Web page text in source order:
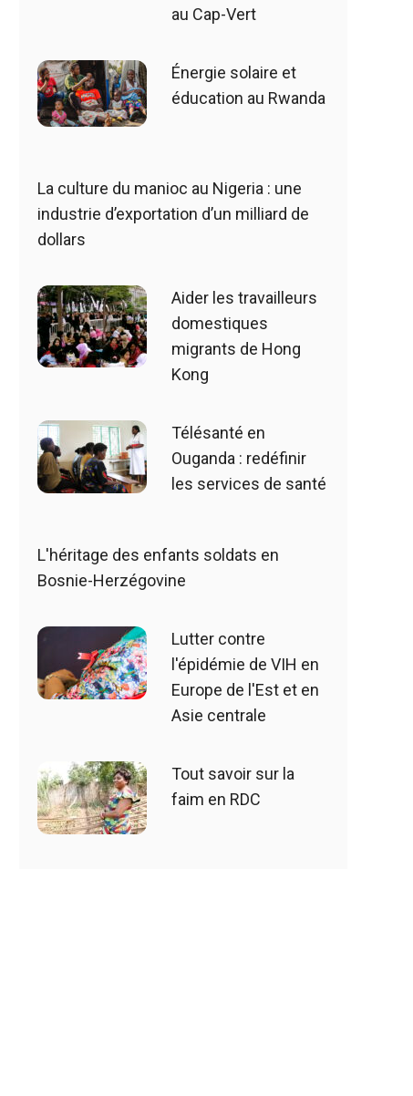
au Cap-Vert
Énergie solaire et
éducation au Rwanda
La culture du manioc au Nigeria : une
industrie d’exportation d’un milliard de
dollars
Aider les travailleurs
domestiques
migrants de Hong
Kong
Télésanté en
Ouganda : redéfinir
les services de santé
L'héritage des enfants soldats en
Bosnie-Herzégovine
Lutter contre
l'épidémie de VIH en
Europe de l'Est et en
Asie centrale
Tout savoir sur la
faim en RDC